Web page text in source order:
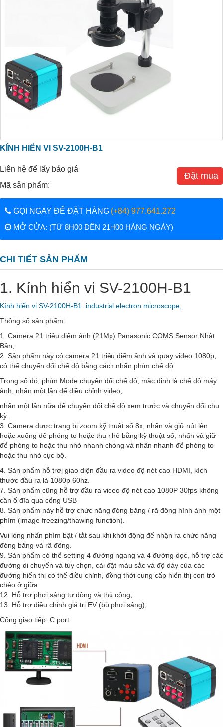
KÍNH HIỂN VI SV-2100H-B1
Liên hệ để lấy báo giá
Mã sản phẩm:
Đặt mua
GỌI NGAY ĐỂ ĐẶT HÀNG (+84) 977.641.272
MỞ CỬA: (TỪ 8H00 ĐẾN 21H00 HÀNG NGÀY)
CHI TIẾT SẢN PHẨM
1. Kính hiển vi SV-2100H-B1
Kính hiển vi SV-2100H-B1: industrial electron microscope,
Thông số sản phẩm:
1. Camera 21 triệu điểm ảnh (21Mp) Panasonic COMS Sensor Nhật
Bản;
2. Sản phẩm này có camera 21 triệu điểm ảnh và quay video 1080p,
có thể chuyển đổi chế độ bằng cách nhấn phím chế độ.
Trong số đó, phím Mode chuyển đổi chế độ, mặc định là chế độ máy
ảnh, nhấn một lần để điều chỉnh video,
nhấn một lần nữa để chuyển đổi chế độ xem trước và chuyển đổi chu
kỳ.
3. Camera được trang bị zoom kỹ thuật số 8x; nhấn và giữ nút lên
hoặc xuống để phóng to hoặc thu nhỏ bằng kỹ thuật số, nhấn và giữ
để phóng to hoặc thu nhỏ nhanh chóng và nhấn nhanh để phóng to
hoặc thu nhỏ cục bộ.
4. Sản phẩm hỗ trơj giao diện đầu ra video độ nét cao HDMI, kích
thước đầu ra là 1080p 60hz.
7. Sản phẩm cũng hỗ trợ đầu ra video độ nét cao 1080P 30fps không
cần ổ đĩa qua cổng USB
8. Sản phẩm này hỗ trợ chức năng đóng băng / rã đông hình ảnh một
phím (image freezing/thawing function).
Vui lòng nhấn phím bật / tắt sau khi khởi động để nhận ra chức năng
đóng băng và rã đông.
9. Sản phẩm có thể setting 4 đường ngang và 4 đường dọc, hỗ trợ các
đường di chuyển và tùy chọn, cài đặt màu sắc và độ dày của các
đường hiển thị có thể điều chỉnh, đồng thời cung cấp hiển thị con trỏ
chéo ở giữa.
12. Hỗ trợ phơi sáng tự động và thủ công;
13. Hỗ trợ điều chỉnh giá trị EV (bù phơi sáng);
Cổng giao tiếp: C port